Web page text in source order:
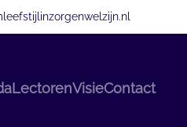
LectorenVisieContact